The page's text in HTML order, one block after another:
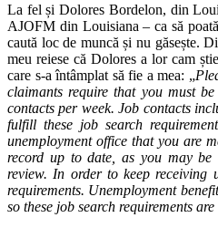
La fel și Dolores Bordelon, din
AJOFM din Louisiana – ca să
caută loc de muncă și nu găsește.
meu reiese că Dolores a lor cam
care s-a întâmplat să fie a mea: „
claimants require that you must
contacts per week. Job contacts
fulfill these job search
unemployment office that you are
record up to date, as you may
review. In order to keep receiving
requirements. Unemployment
so these job search requirements